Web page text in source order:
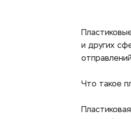
и других
Что такое